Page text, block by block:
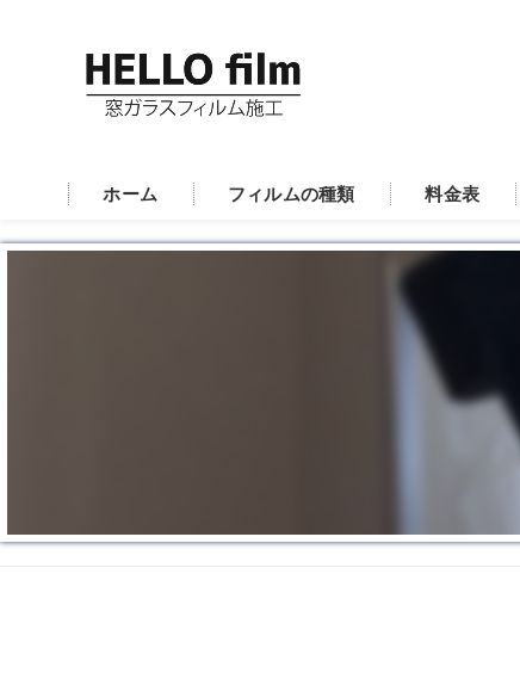
ホーム フィルムの種類 料金表